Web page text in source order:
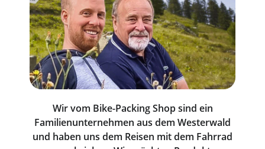
Wir vom Bike-Packing Shop sind ein
Familienunternehmen aus dem Westerwald
und haben uns dem Reisen mit dem Fahrrad